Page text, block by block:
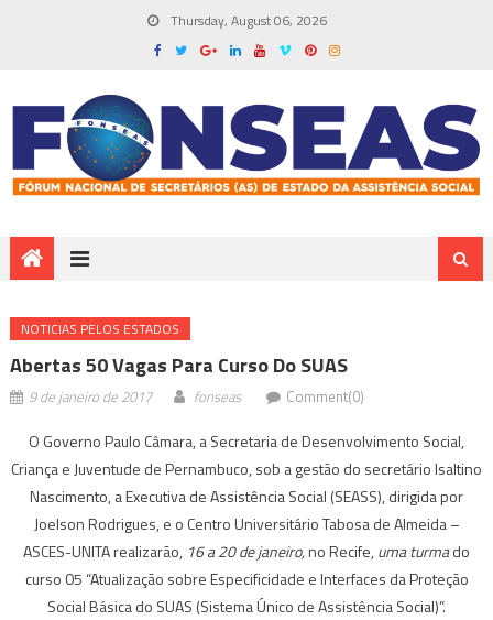
Thursday, August 06, 2026
NOTICIAS PELOS ESTADOS
Abertas 50 Vagas Para Curso Do SUAS
9 de janeiro de 2017 fonseas Comment(0)
O Governo Paulo Câmara, a Secretaria de Desenvolvimento Social,
Criança e Juventude de Pernambuco, sob a gestão do secretário Isaltino
Nascimento, a Executiva de Assistência Social (SEASS), dirigida por
Joelson Rodrigues, e o Centro Universitário Tabosa de Almeida –
ASCES-UNITA realizarão, 16 a 20 de janeiro,no Recife,uma turmado
curso 05 “Atualização sobre Especificidade e Interfaces da Proteção
Social Básica do SUAS (Sistema Único de Assistência Social)”.